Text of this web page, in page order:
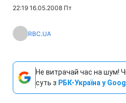
22:19 16.05.2008 Пт
RBC.UA
Не витрачай час на шум!
суть з РБК-Україна у